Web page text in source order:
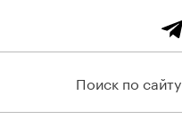
Поиск по сайту